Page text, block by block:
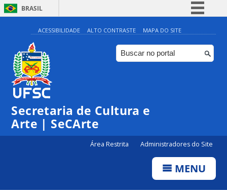
BRASIL
Simplifique!
Comunica BR
Participe
ACESSIBILIDADE ALTO CONTRASTE MAPA DO SITE
Secretaria de Cultura e
Arte | SeCArte
Área Restrita Administradores do Site
MENU
0:00
1:00